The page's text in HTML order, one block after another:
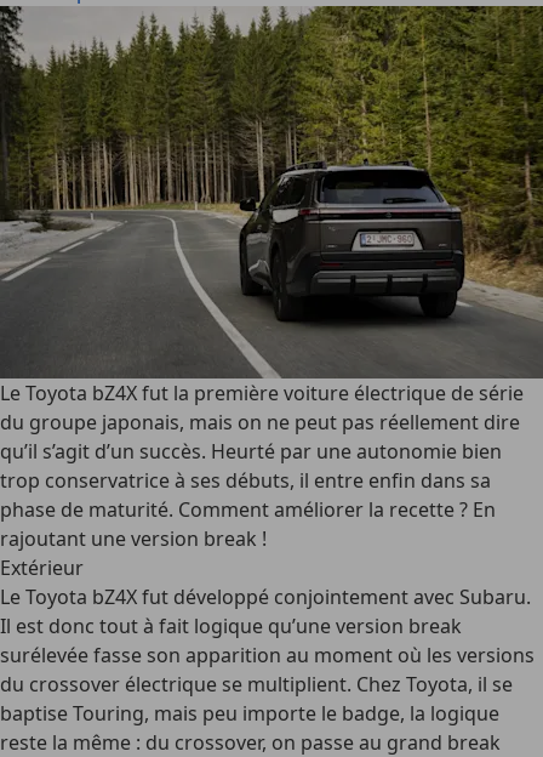
Le Toyota bZ4X fut la première voiture électrique de série
du groupe japonais, mais on ne peut pas réellement dire
qu’il s’agit d’un succès. Heurté par une autonomie bien
trop conservatrice à ses débuts, il entre enfin dans sa
phase de maturité. Comment améliorer la recette ? En
rajoutant une version break !
Extérieur
Le Toyota bZ4X fut développé conjointement avec Subaru.
Il est donc tout à fait logique qu’une version break
surélevée fasse son apparition au moment où les versions
du crossover électrique se multiplient. Chez Toyota, il se
baptise Touring, mais peu importe le badge, la logique
reste la même : du crossover, on passe au grand break